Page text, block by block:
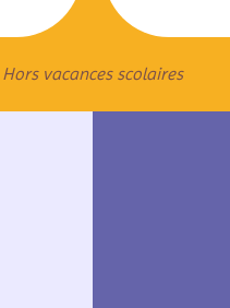
Hors vacances scolaires